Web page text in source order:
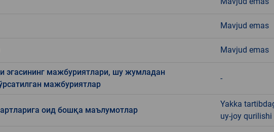
Mavjud emas
Mavjud emas
эгасининг мажбуриятлари, шу жумладан
мажбуриятлар
-
оид бошқа маълумотлар
Yakka
uy-joy qurilishi